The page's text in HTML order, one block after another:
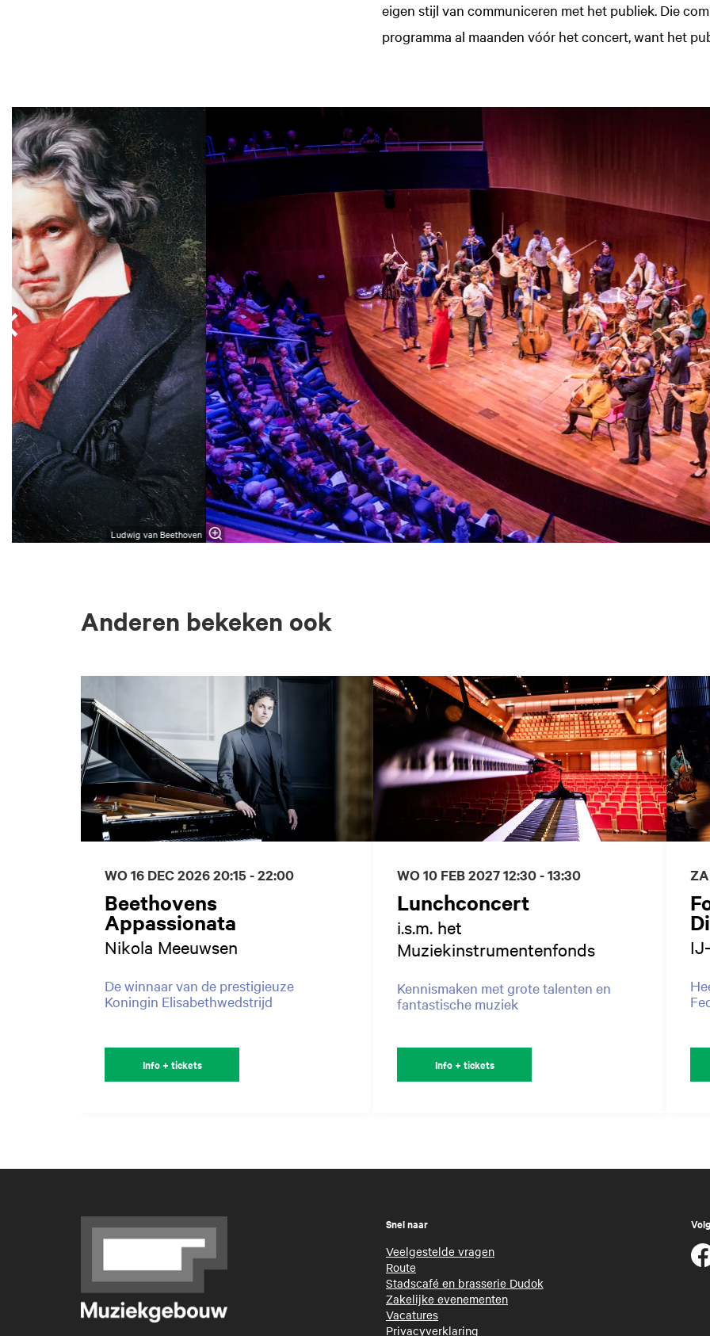
eigen stijl van communiceren met het publiek. Die
programma al maanden vóór het concert, want het
Overslaan
Ludwig van Beethoven
Anderen bekeken ook
Beethovens
Appassionata
Nikola Meeuwsen
De winnaar van de prestigieuze
Koningin Elisabethwedstrijd
WO 16 DEC 202620:15 - 22:00
Info + tickets
Lunchconcert
i.s.m. het
Muziekinstrumentenfonds
Kennismaken met grote talenten en
fantastische muziek
WO 10 FEB 202712:30 - 13:30
Info + tickets
Snel naar
Veelgestelde vragen
Route
Stadscafé en brasserie Dudok
Zakelijke evenementen
Vacatures
Privacyverklaring